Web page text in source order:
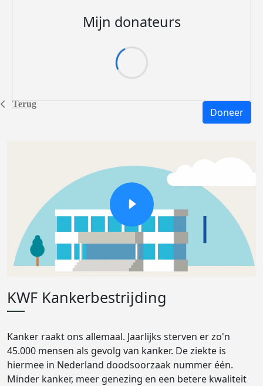
Terug
Mijn donateurs
Doneer
KWF Kankerbestrijding
Kanker raakt ons allemaal. Jaarlijks sterven er zo'n
45.000 mensen als gevolg van kanker. De ziekte is
hiermee in Nederland doodsoorzaak nummer één.
Minder kanker, meer genezing en een betere kwaliteit